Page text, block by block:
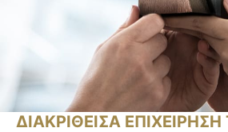
ΔΙΑΚΡΙΘΕΙΣΑ